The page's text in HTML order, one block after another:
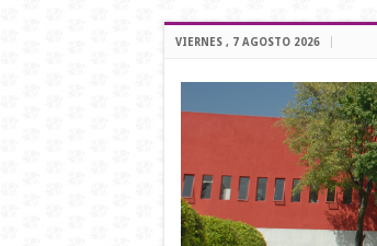
VIERNES , 7 AGOSTO 2026